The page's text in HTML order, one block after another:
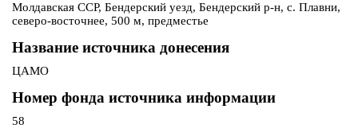
Молдавская ССР, Бендерский уезд, Бендерский р-н, с. Плавни,
северо-восточнее, 500 м, предместье
Название источника донесения
ЦАМО
Номер фонда источника информации
58